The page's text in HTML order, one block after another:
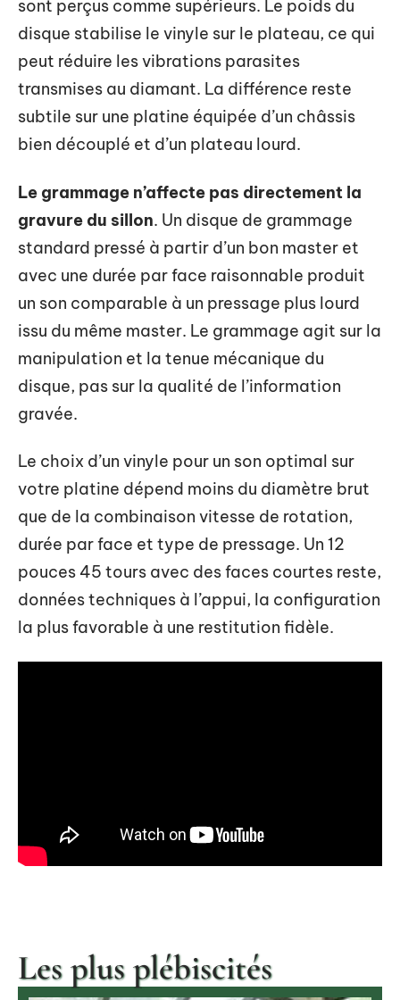
sont perçus comme supérieurs. Le poids du
disque stabilise le vinyle sur le plateau, ce qui
peut réduire les vibrations parasites
transmises au diamant. La différence reste
subtile sur une platine équipée d’un châssis
bien découplé et d’un plateau lourd.
Le grammage n’affecte pas directement la
gravure du sillon. Un disque de grammage
standard pressé à partir d’un bon master et
avec une durée par face raisonnable produit
un son comparable à un pressage plus lourd
issu du même master. Le grammage agit sur la
manipulation et la tenue mécanique du
disque, pas sur la qualité de l’information
gravée.
Le choix d’un vinyle pour un son optimal sur
votre platine dépend moins du diamètre brut
que de la combinaison vitesse de rotation,
durée par face et type de pressage. Un 12
pouces 45 tours avec des faces courtes reste,
données techniques à l’appui, la configuration
la plus favorable à une restitution fidèle.
Les plus plébiscités